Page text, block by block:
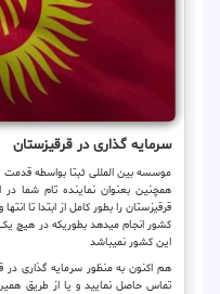
سرمایه گذاری در قرقیزستان
همچنین بعنوان نماینده تام شما
قرقیزستان را بطور کامل از ابتدا تا
کشور انجام میدهد بطوریکه در هیچ یک
این کشور نمیباشد
هم اکنون به منظور سرمایه گذاری در
تماس حاصل نمایید و یا از طریق